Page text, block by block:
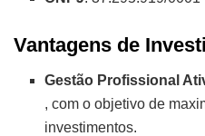
Vantagens de
Gestão Profissional
, com o objetivo de
investimentos.